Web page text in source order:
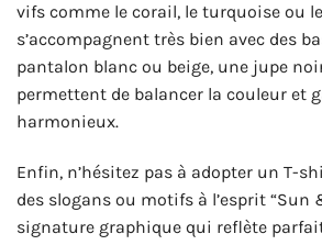
vifs comme le corail, le turquoise ou
s’accompagnent très bien avec des
pantalon blanc ou beige, une jupe
permettent de balancer la couleur et
harmonieux.
Enfin, n’hésitez pas à adopter un T-
des slogans ou motifs à l’esprit “Sun
signature graphique qui reflète